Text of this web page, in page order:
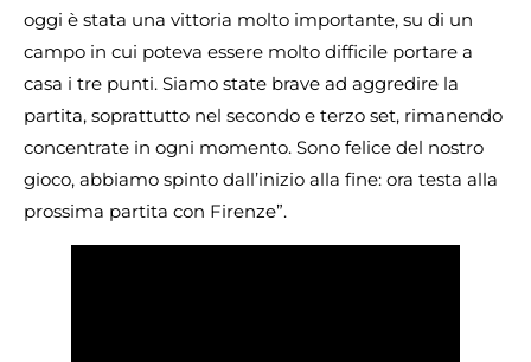
oggi è stata una vittoria molto importante, su di un
campo in cui poteva essere molto difficile portare a
casa i tre punti. Siamo state brave ad aggredire la
partita, soprattutto nel secondo e terzo set, rimanendo
concentrate in ogni momento. Sono felice del nostro
gioco, abbiamo spinto dall’inizio alla fine: ora testa alla
prossima partita con Firenze”.